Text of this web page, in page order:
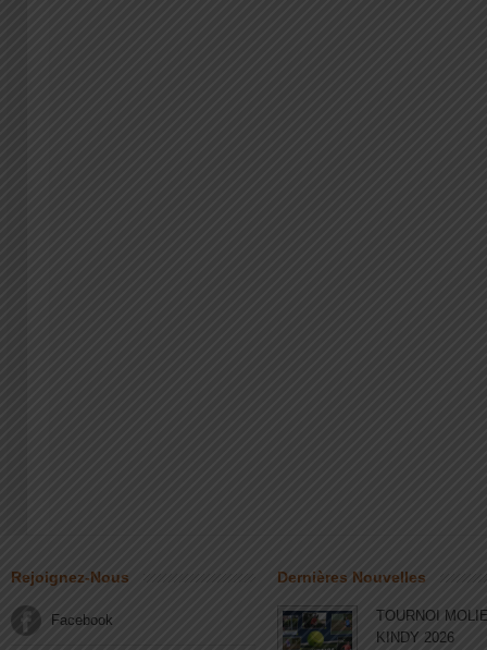
Rejoignez-Nous
Facebook
Dernières Nouvelles
TOURNOI
KINDY 2026